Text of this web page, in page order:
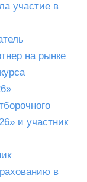
участие в
на рынке
и участник
в